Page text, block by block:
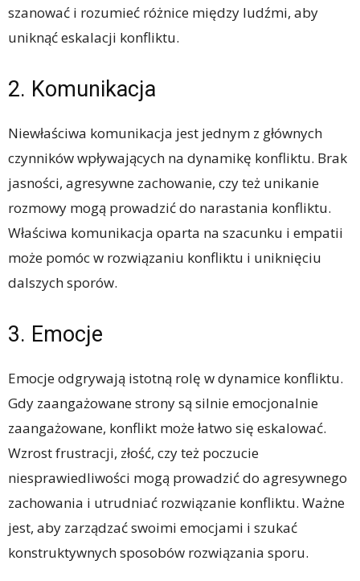
szanować i rozumieć różnice między ludźmi, aby
uniknąć eskalacji konfliktu.
2. Komunikacja
Niewłaściwa komunikacja jest jednym z głównych
czynników wpływających na dynamikę konfliktu. Brak
jasności, agresywne zachowanie, czy też unikanie
rozmowy mogą prowadzić do narastania konfliktu.
Właściwa komunikacja oparta na szacunku i empatii
może pomóc w rozwiązaniu konfliktu i uniknięciu
dalszych sporów.
3. Emocje
Emocje odgrywają istotną rolę w dynamice konfliktu.
Gdy zaangażowane strony są silnie emocjonalnie
zaangażowane, konflikt może łatwo się eskalować.
Wzrost frustracji, złość, czy też poczucie
niesprawiedliwości mogą prowadzić do agresywnego
zachowania i utrudniać rozwiązanie konfliktu. Ważne
jest, aby zarządzać swoimi emocjami i szukać
konstruktywnych sposobów rozwiązania sporu.